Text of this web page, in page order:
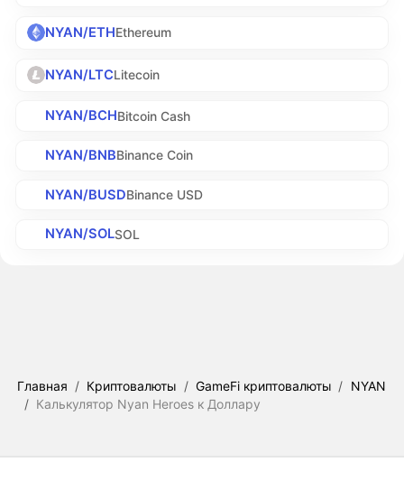
NYAN/ETHEthereum
NYAN/LTCLitecoin
NYAN/BCHBitcoin Cash
NYAN/BNBBinance Coin
NYAN/BUSDBinance USD
NYAN/SOLSOL
Главная / Криптовалюты / GameFi криптовалюты / NYAN
/ Калькулятор Nyan Heroes к Доллару